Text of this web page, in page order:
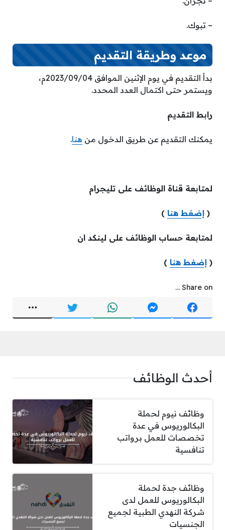
– تبوك.
موعد وطريقة التقديم
بدأ التقديم في يوم الإثنين الموافق 2023/09/04م،
ويستمر حتى اكتمال العدد المحدد.
رابط التقديم
يمكنك التقديم عن طريق الدخول من هنا.
لمتابعة قناة الوظائف على تليجرام
( إضغط هنا )
لمتابعة حساب الوظائف على لينكد ان
( إضغط هنا )
Share on ...
أحدث الوظائف
وظائف نيوم لحملة
البكالوريوس في عدة
تخصصات للعمل برواتب
تنافسية
وظائف جدة لحملة
البكالوريوس للعمل لدى
شركة النهدي الطبية لجميع
الجنسيات